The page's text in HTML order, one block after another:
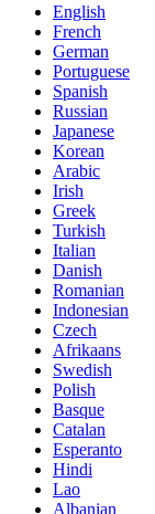
English
French
German
Portuguese
Spanish
Russian
Japanese
Korean
Arabic
Irish
Greek
Turkish
Italian
Danish
Romanian
Indonesian
Czech
Afrikaans
Swedish
Polish
Basque
Catalan
Esperanto
Hindi
Lao
Albanian